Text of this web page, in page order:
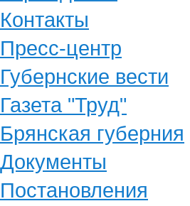
Контакты
Пресс-центр
Губернские вести
Газета "Труд"
Брянская губерния
Документы
Постановления